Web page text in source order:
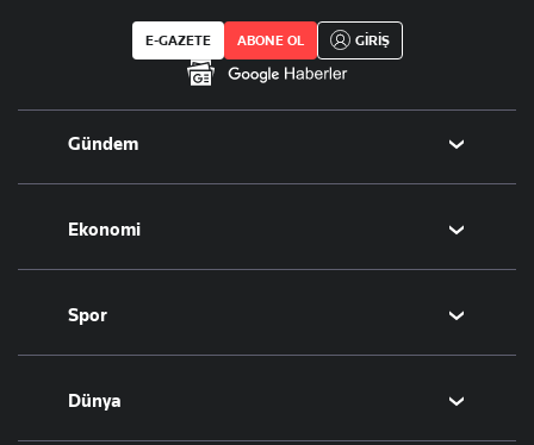
E-GAZETE ABONE OL GİRİŞ
Gündem
Politika
Eğitim
Ekonomi
Borsa
Altın
Döviz
Hisse Senedi
Spor
Futbol
Puan Durumu
Dünya